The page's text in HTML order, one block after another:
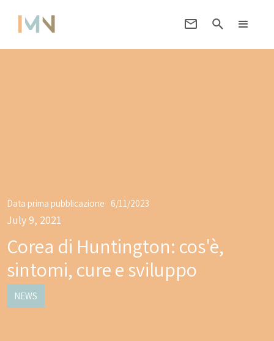
Data prima pubblicazione 6/11/2023
July 9, 2021
Corea di Huntington: cos'è,
sintomi, cure e sviluppo
NEWS